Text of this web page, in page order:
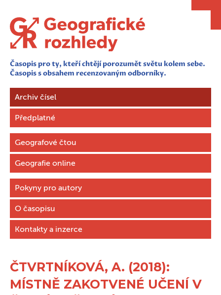
Časopis pro ty, kteří chtějí porozumět světu kolem sebe.
Časopis s obsahem recenzovaným odborníky.
Archiv čísel
Předplatné
Geografové čtou
Geografie online
Pokyny pro autory
O časopisu
Kontakty a inzerce
ČTVRTNÍKOVÁ, A. (2018):
MÍSTNĚ ZAKOTVENÉ UČENÍ V